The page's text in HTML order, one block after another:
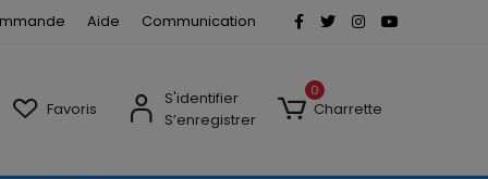
Aide Communication
Favoris
S'identifier
S’enregistrer
0
Charrette